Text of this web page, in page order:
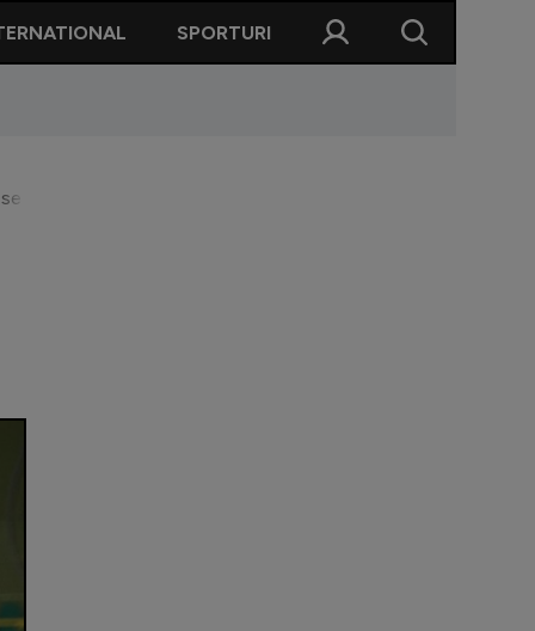
SPORTURI
mai poate". Ce spune de venirea lui Dani Coman